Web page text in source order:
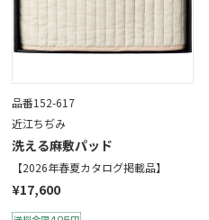
品番152-617
近江ちぢみ
洗える麻敷パッド
【2026年春夏カタログ掲載品】
¥17,600